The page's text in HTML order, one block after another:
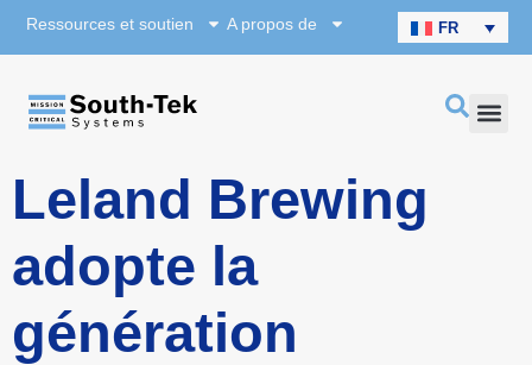
Ressources et soutien A propos de FR
Leland Brewing
adopte la
génération